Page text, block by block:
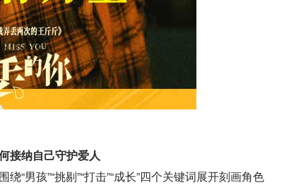
接纳自己守护爱人
“男孩”“挑剔”“打击”“成长”四个关键词展开刻画角色